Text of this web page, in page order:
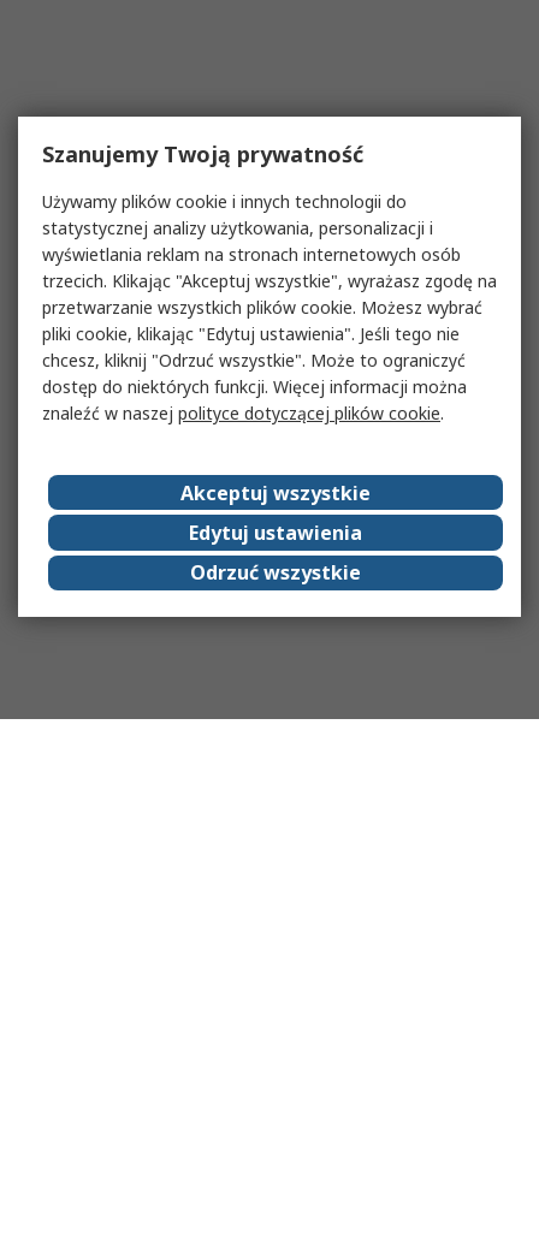
Szanujemy Twoją prywatność
Używamy plików cookie i innych technologii do
statystycznej analizy użytkowania, personalizacji i
wyświetlania reklam na stronach internetowych osób
trzecich. Klikając "Akceptuj wszystkie", wyrażasz zgodę na
przetwarzanie wszystkich plików cookie. Możesz wybrać
pliki cookie, klikając "Edytuj ustawienia". Jeśli tego nie
chcesz, kliknij "Odrzuć wszystkie". Może to ograniczyć
dostęp do niektórych funkcji. Więcej informacji można
znaleźć w naszej polityce dotyczącej plików cookie.
Akceptuj wszystkie
Edytuj ustawienia
Odrzuć wszystkie